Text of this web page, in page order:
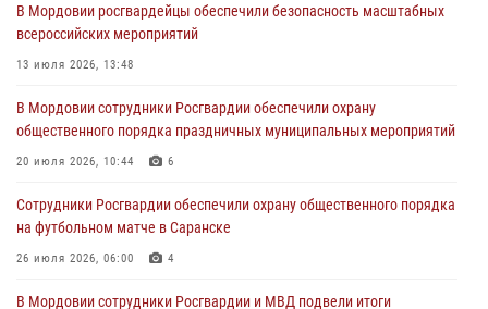
подозреваемого в причинении телесных повреждений супруге
05 августа 2026, 12:34
проведения масштабного праздника в Темникове
05 августа 2026, 09:04 4
разрешительной работы передал очередную партию вооружения в
зону СВО
04 августа 2026, 11:13
В Мордовии росгвардейцы обеспечили безопасность масштабных
всероссийских мероприятий
13 июля 2026, 13:48
В Мордовии сотрудники Росгвардии обеспечили охрану
общественного порядка праздничных муниципальных мероприятий
20 июля 2026, 10:44 6
Сотрудники Росгвардии обеспечили охрану общественного порядка
на футбольном матче в Саранске
26 июля 2026, 06:00 4
В Мордовии сотрудники Росгвардии и МВД подвели итоги